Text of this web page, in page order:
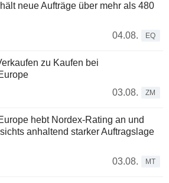
neue Aufträge über mehr als 480
04.08.
EQ
zu Kaufen bei
03.08.
ZM
hebt Nordex-Rating an und
anhaltend starker Auftragslage
03.08.
MT